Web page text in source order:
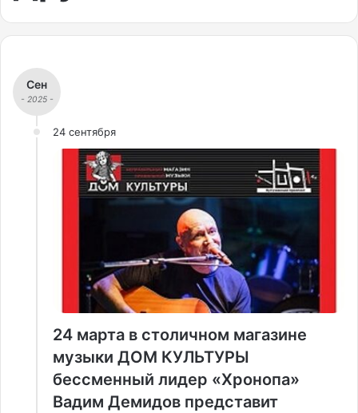
Сен
- 2025 -
24 сентября
24 марта в столичном магазине
музыки ДОМ КУЛЬТУРЫ
бессменный лидер «Хронопа»
Вадим Демидов представит